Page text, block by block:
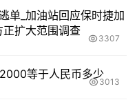
单_加油站回应保时捷加
扩大范围调查
3307
等于人民币多少
3013